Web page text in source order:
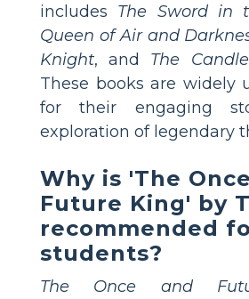
includes The Sword in
Queen of Air and
Knight, and The
These books are widely
for their engaging
exploration of legendary
Why is 'The
Future King' by
recommended
students?
The Once and